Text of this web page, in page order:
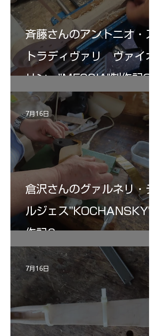
斉藤さんのアントニオ・ス
トラディヴァリ ヴァイオ
リン ”MESSIA"制作記32
倉沢さんのグァルネリ・デ
ルジェス”KOCHANSKY"制
作記6
7月16日
7月16日